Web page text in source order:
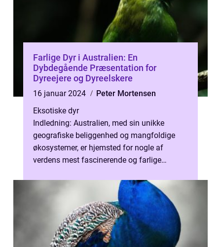
Farlige Dyr i Australien: En
Dybdegående Præsentation for
Dyreejere og Dyreelskere
16 januar 2024
Peter Mortensen
Eksotiske dyr
Indledning: Australien, med sin unikke
geografiske beliggenhed og mangfoldige
økosystemer, er hjemsted for nogle af
verdens mest fascinerende og farlige